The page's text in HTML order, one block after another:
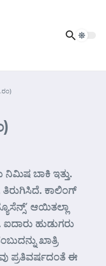
ಬಾಕಿ ಇತ್ತು.
ಕಾಲಿಂಗ್
ಆಯಿತಲ್ಲಾ
ಹುಡುಗರು
ಖಾತ್ರಿ
ಪ್ರತಿವರ್ಷದಂತೆ ಈ